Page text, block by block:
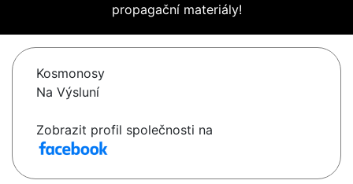
propagační materiály!
Kosmonosy
Na Výsluní
Zobrazit profil společnosti na